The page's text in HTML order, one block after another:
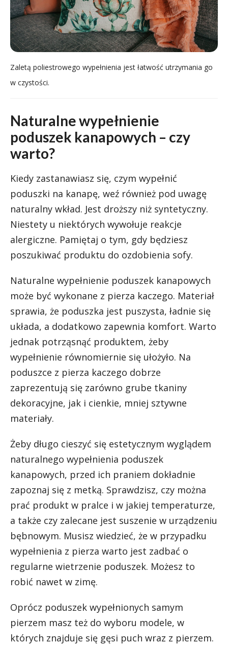
Zaletą poliestrowego wypełnienia jest łatwość utrzymania go
w czystości.
Naturalne wypełnienie
poduszek kanapowych – czy
warto?
Kiedy zastanawiasz się, czym wypełnić
poduszki na kanapę, weź również pod uwagę
naturalny wkład. Jest droższy niż syntetyczny.
Niestety u niektórych wywołuje reakcje
alergiczne. Pamiętaj o tym, gdy będziesz
poszukiwać produktu do ozdobienia sofy.
Naturalne wypełnienie poduszek kanapowych
może być wykonane z pierza kaczego. Materiał
sprawia, że poduszka jest puszysta, ładnie się
układa, a dodatkowo zapewnia komfort. Warto
jednak potrząsnąć produktem, żeby
wypełnienie równomiernie się ułożyło. Na
poduszce z pierza kaczego dobrze
zaprezentują się zarówno grube tkaniny
dekoracyjne, jak i cienkie, mniej sztywne
materiały.
Żeby długo cieszyć się estetycznym wyglądem
naturalnego wypełnienia poduszek
kanapowych, przed ich praniem dokładnie
zapoznaj się z metką. Sprawdzisz, czy można
prać produkt w pralce i w jakiej temperaturze,
a także czy zalecane jest suszenie w urządzeniu
bębnowym. Musisz wiedzieć, że w przypadku
wypełnienia z pierza warto jest zadbać o
regularne wietrzenie poduszek. Możesz to
robić nawet w zimę.
Oprócz poduszek wypełnionych samym
pierzem masz też do wyboru modele, w
których znajduje się gęsi puch wraz z pierzem.